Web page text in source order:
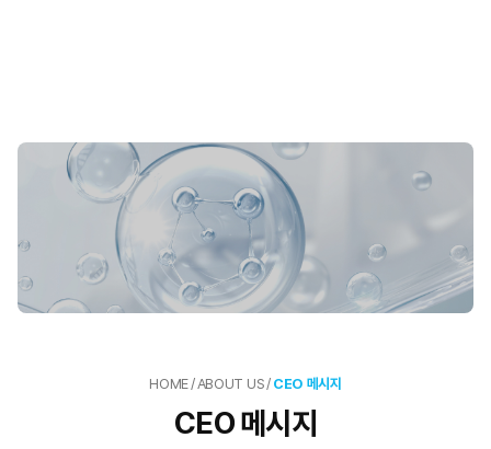
HOME /ABOUT US / CEO 메시지
CEO 메시지